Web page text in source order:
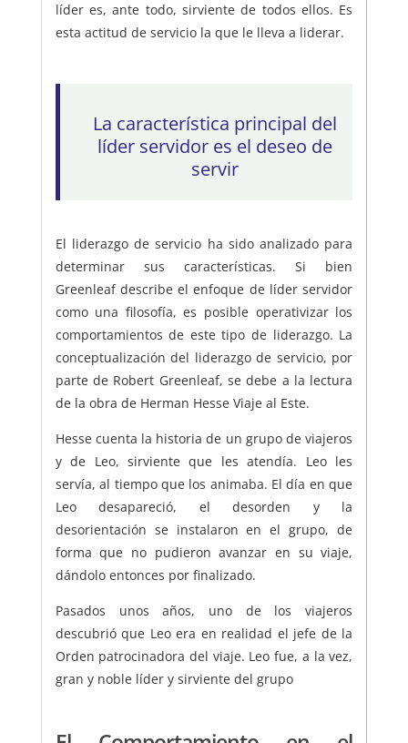
líder es, ante todo, sirviente de todos ellos. Es
esta actitud de servicio la que le lleva a liderar.
La característica principal del
líder servidor es el deseo de
servir
El liderazgo de servicio ha sido analizado para
determinar sus características. Si bien
Greenleaf describe el enfoque de líder servidor
como una filosofía, es posible operativizar los
comportamientos de este tipo de liderazgo. La
conceptualización del liderazgo de servicio, por
parte de Robert Greenleaf, se debe a la lectura
de la obra de Herman Hesse Viaje al Este.
Hesse cuenta la historia de un grupo de viajeros
y de Leo, sirviente que les atendía. Leo les
servía, al tiempo que los animaba. El día en que
Leo desapareció, el desorden y la
desorientación se instalaron en el grupo, de
forma que no pudieron avanzar en su viaje,
dándolo entonces por finalizado.
Pasados unos años, uno de los viajeros
descubrió que Leo era en realidad el jefe de la
Orden patrocinadora del viaje. Leo fue, a la vez,
gran y noble líder y sirviente del grupo